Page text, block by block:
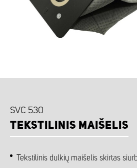
SVC 530
TEKSTILINIS MAIŠELIS
Tekstilinis dulkių maišelis skirtas